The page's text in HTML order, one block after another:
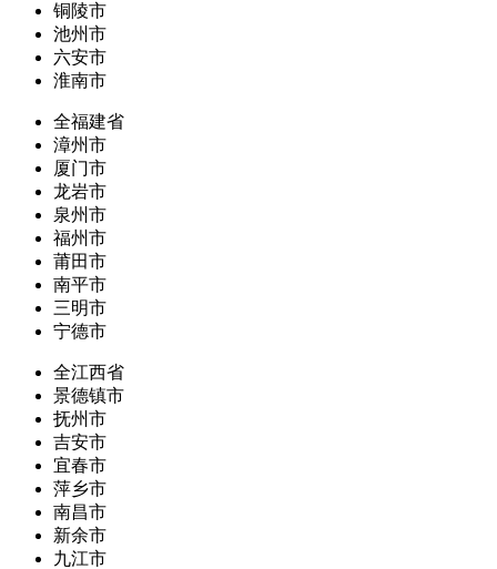
铜陵市
池州市
六安市
淮南市
全福建省
漳州市
厦门市
龙岩市
泉州市
福州市
莆田市
南平市
三明市
宁德市
全江西省
景德镇市
抚州市
吉安市
宜春市
萍乡市
南昌市
新余市
九江市